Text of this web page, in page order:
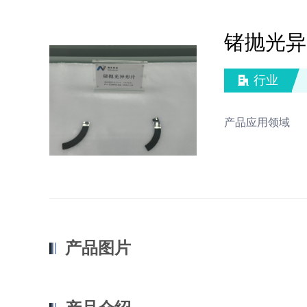
锗抛光
行业
产品应用领域
产品图片